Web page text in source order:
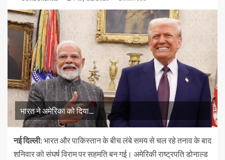
भारत ने अमेरिका को दिया...
नई दिल्ली:भारत और पाकिस्तान के बीच लंबे समय से चल रहे तनाव के बाद
शनिवार को संघर्ष विराम पर सहमति बन गई। अमेरिकी राष्ट्रपति डोनाल्ड